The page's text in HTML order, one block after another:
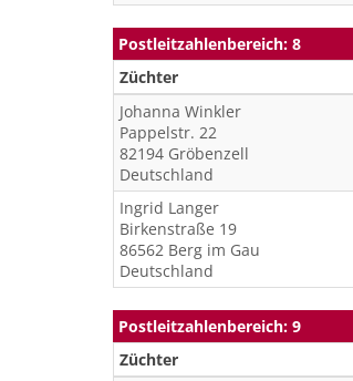
Postleitzahlenbereich: 8
Züchter
Johanna Winkler
Pappelstr. 22
82194 Gröbenzell
Deutschland
Ingrid Langer
Birkenstraße 19
86562 Berg im Gau
Deutschland
Postleitzahlenbereich: 9
Züchter